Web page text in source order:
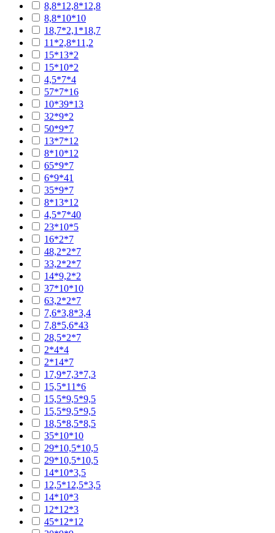
8,8*12,8*12,8
8,8*10*10
18,7*2,1*18,7
11*2,8*11,2
15*13*2
15*10*2
4,5*7*4
57*7*16
10*39*13
32*9*2
50*9*7
13*7*12
8*10*12
65*9*7
6*9*41
35*9*7
8*13*12
4,5*7*40
23*10*5
16*2*7
48,2*2*7
33,2*2*7
14*9,2*2
37*10*10
63,2*2*7
7,6*3,8*3,4
7,8*5,6*43
28,5*2*7
2*4*4
2*14*7
17,9*7,3*7,3
15,5*11*6
15,5*9,5*9,5
15,5*9,5*9,5
18,5*8,5*8,5
35*10*10
29*10,5*10,5
29*10,5*10,5
14*10*3,5
12,5*12,5*3,5
14*10*3
12*12*3
45*12*12